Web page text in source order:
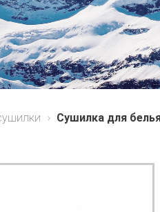
Сушилка для